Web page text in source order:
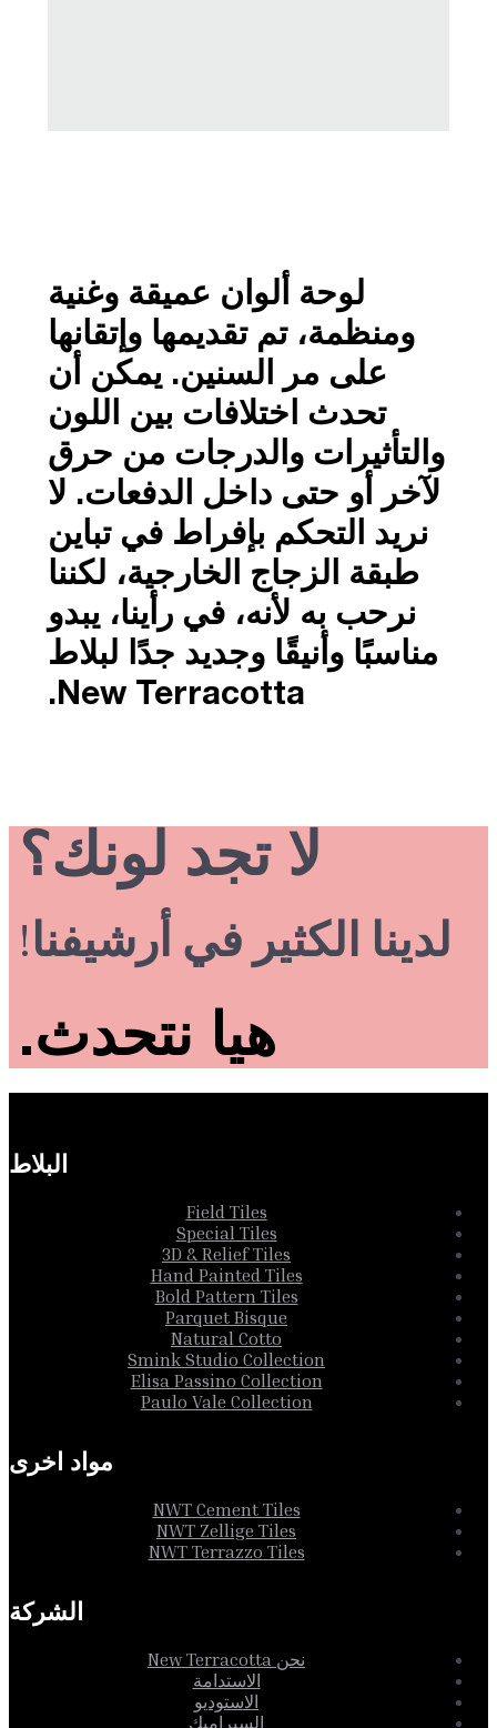
لوحة ألوان عميقة وغنية
ومنظمة، تم تقديمها وإتقانها
على مر السنين. يمكن أن
تحدث اختلافات بين اللون
والتأثيرات والدرجات من حرق
لآخر أو حتى داخل الدفعات. لا
نريد التحكم بإفراط في تباين
طبقة الزجاج الخارجية، لكننا
نرحب به لأنه، في رأينا، يبدو
مناسبًا وأنيقًا وجديد جدًا لبلاط
New Terracotta.
لا تجد لونك؟
لدينا الكثير في أرشيفنا!
هيا نتحدث.
البلاط
Field Tiles
Special Tiles
3D & Relief Tiles
Hand Painted Tiles
Bold Pattern Tiles
Parquet Bisque
Natural Cotto
Smink Studio Collection
Elisa Passino Collection
Paulo Vale Collection
مواد اخرى
NWT Cement Tiles
NWT Zellige Tiles
NWT Terrazzo Tiles
الشركة
نحن New Terracotta
الاستدامة
الاستوديو
السيراميك